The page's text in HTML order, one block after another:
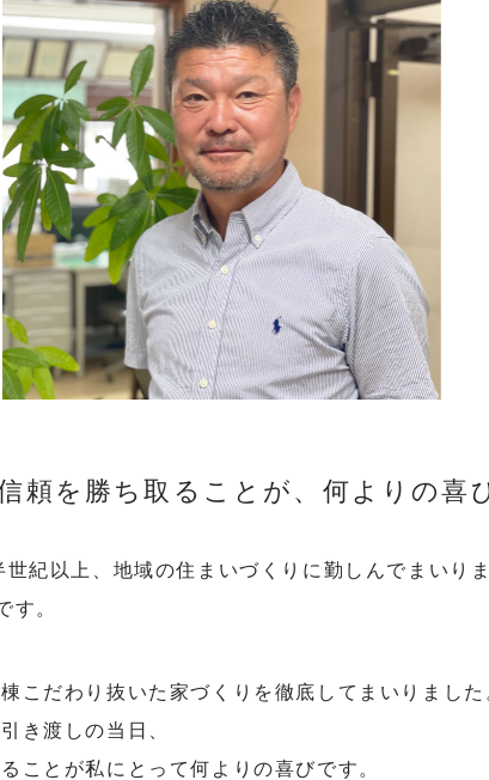
頼を 勝ち取ることが、 何よりの喜
紀以上、地域の住まいづくりに勤しんでまいりま
す。
こだわり抜いた家づくりを徹底してまいりました
き渡しの当日、
ことが私にとって何よりの喜びです。